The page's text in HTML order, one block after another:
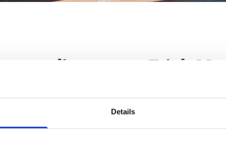
Details
von Erich
Anpassung und